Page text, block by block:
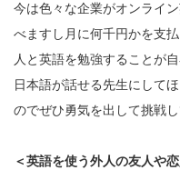
今は色々な企業がオンライ
べますし月に何千円かを支
人と英語を勉強することが
日本語が話せる先生にして
のでぜひ勇気を出して挑戦
＜英語を使う外人の友人や